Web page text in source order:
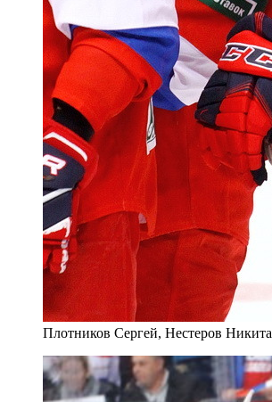
Плотников Сергей, Нестеров Никита